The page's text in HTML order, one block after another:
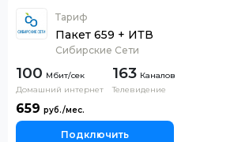
Тариф
Пакет 659 + ИТВ
Сибирские Сети
100
Домашний интернет
163 Каналов
Телевидение
659
Подключить